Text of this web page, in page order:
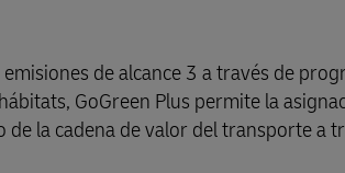
de alcance 3 a través de
GoGreen Plus permite la
la cadena de valor del transporte a